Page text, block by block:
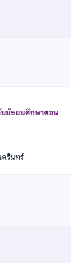
บมัธยมศึกษาตอน
ครินทร์